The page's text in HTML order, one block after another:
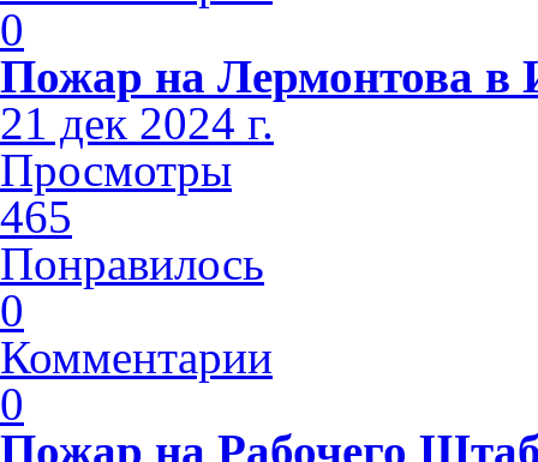
0
Пожар на Лермонтова в
21 дек 2024 г.
Просмотры
465
Понравилось
0
Комментарии
0
Пожар на Рабочего